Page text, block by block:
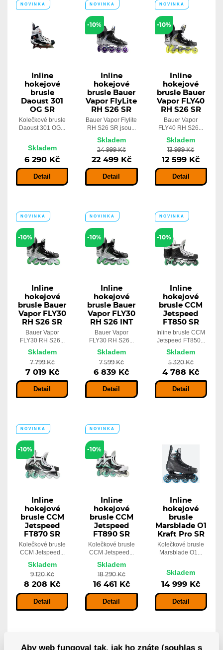
NOVINKA
Inline
hokejové
brusle
Daoust 301
OG SR
Kolečkové brusle
Daoust 301 OG...
Skladem
6 290 Kč
Detail
NOVINKA
-10%
Inline
hokejové
brusle Bauer
Vapor FlyLite
RH S26 SR
Bauer Vapor Flylite
RH S26 SR jsou...
Skladem
24 999 Kč
22 499 Kč
Detail
NOVINKA
-10%
Inline
hokejové
brusle Bauer
Vapor FLY40
RH S26 SR
Bauer Vapor
FLY40 RH S26...
Skladem
13 999 Kč
12 599 Kč
Detail
NOVINKA
-10%
Inline
hokejové
brusle Bauer
Vapor FLY30
RH S26 SR
Bauer Vapor
FLY30 RH S26...
Skladem
7 799 Kč
7 019 Kč
Detail
NOVINKA
-10%
Inline
hokejové
brusle Bauer
Vapor FLY30
RH S26 INT
Bauer Vapor
FLY30 RH S26...
Skladem
7 599 Kč
6 839 Kč
Detail
NOVINKA
-10%
Inline
hokejové
brusle CCM
Jetspeed
FT850 SR
Inline brusle CCM
Jetspeed FT850...
Skladem
5 320 Kč
4 788 Kč
Detail
NOVINKA
-10%
Inline
hokejové
brusle CCM
Jetspeed
FT870 SR
Kolečkové brusle
CCM Jetspeed...
Skladem
9 120 Kč
8 208 Kč
Detail
NOVINKA
-10%
Inline
hokejové
brusle CCM
Jetspeed
FT890 SR
Kolečkové brusle
CCM Jetspeed...
Skladem
18 290 Kč
16 461 Kč
Detail
Inline
hokejové
brusle
Marsblade O1
Kraft Pro SR
Kolečkové brusle
Marsblade O1...
Skladem
14 999 Kč
Detail
Aby web fungoval tak, jak ho znáte (souhlas s